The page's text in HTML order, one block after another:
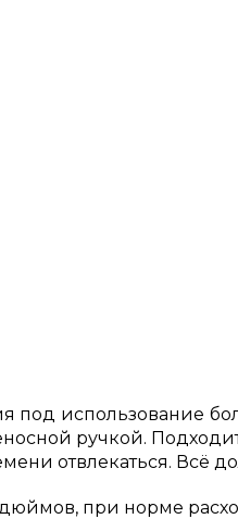
под использование
ручкой.
отвлекаться. Всё
при норме